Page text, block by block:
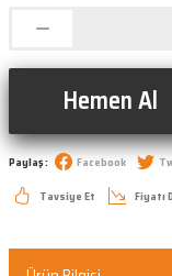
Hemen Al
Paylaş : Facebook
Tavsiye Et
Fiyatı